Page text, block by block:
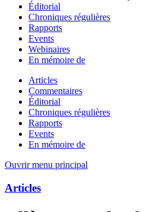
Éditorial
Chroniques régulières
Rapports
Events
Webinaires
En mémoire de
Articles
Commentaires
Éditorial
Chroniques régulières
Rapports
Events
En mémoire de
Ouvrir menu principal
Articles